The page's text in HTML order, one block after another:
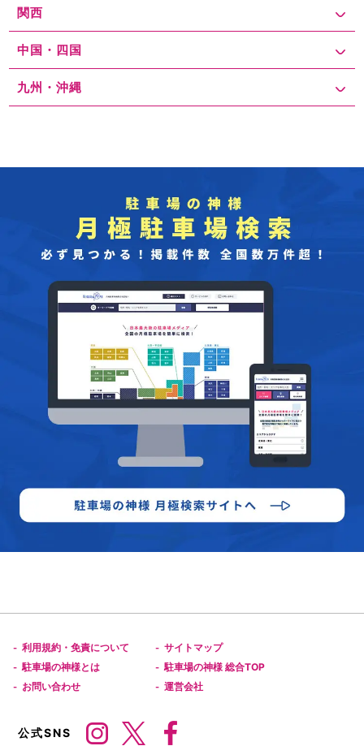
関西
中国・四国
九州・沖縄
- 利用規約・免責について - サイトマップ
- 駐車場の神様とは - 駐車場の神様 総合TOP
- お問い合わせ - 運営会社
公式SNS